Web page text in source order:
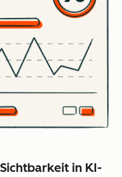
in KI-